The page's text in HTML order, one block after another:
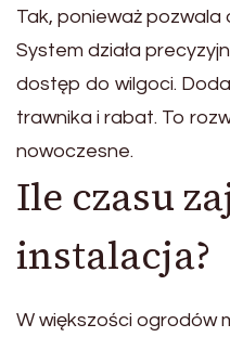
Tak, ponieważ pozwala
System działa
dostęp do wilgoci.
trawnika i rabat. To
nowoczesne.
Ile czasu
instalacja?
W większości ogrodów